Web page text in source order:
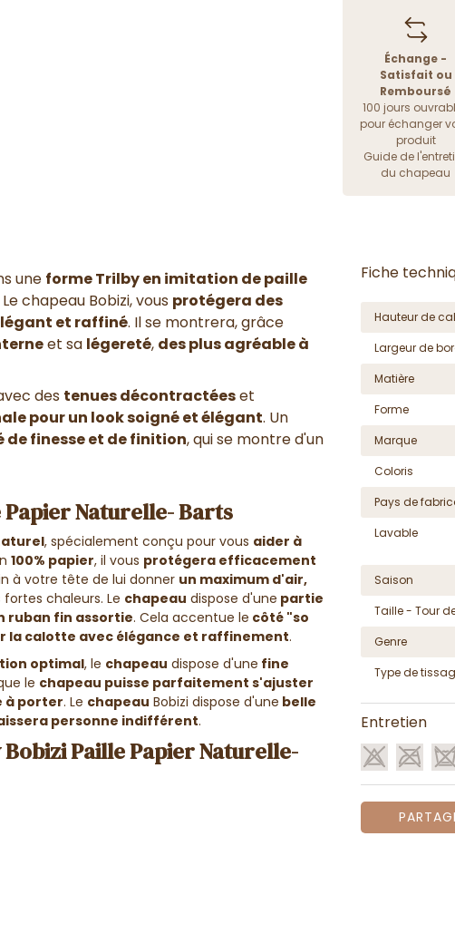
Échange -
Satisfait ou
Remboursé
100 jours
pour échanger
produit
Guide de
du chapeau
une forme Trilby en imitation de paille
Le chapeau Bobizi, vous protégera des
et raffiné. Il se montrera, grâce
et sa légereté, des plus agréable à
des tenues décontractéeset
pour un look soigné et élégant. Un
de finesse et de finition, qui se montre d'un
Naturelle- Barts
, spécialement conçu pour vous aider à
100% papier, il vous protégera efficacement
à votre tête de lui donner un maximum d'air,
chaleurs. Le chapeau dispose d'une partie
ruban fin assortie. Cela accentue le côté "so
la calotte avec élégance et raffinement.
optimal, le chapeau dispose d'une fine
le chapeau puisse parfaitement s'ajuster
à porter. Le chapeau Bobizi dispose d'une belle
personne indifférent.
Paille Papier Naturelle-
Fiche
Hauteur de
Largeur de
Matière
Forme
Marque
Coloris
Pays de
Lavable
Saison
Taille - Tour
Genre
Type de
Entretien